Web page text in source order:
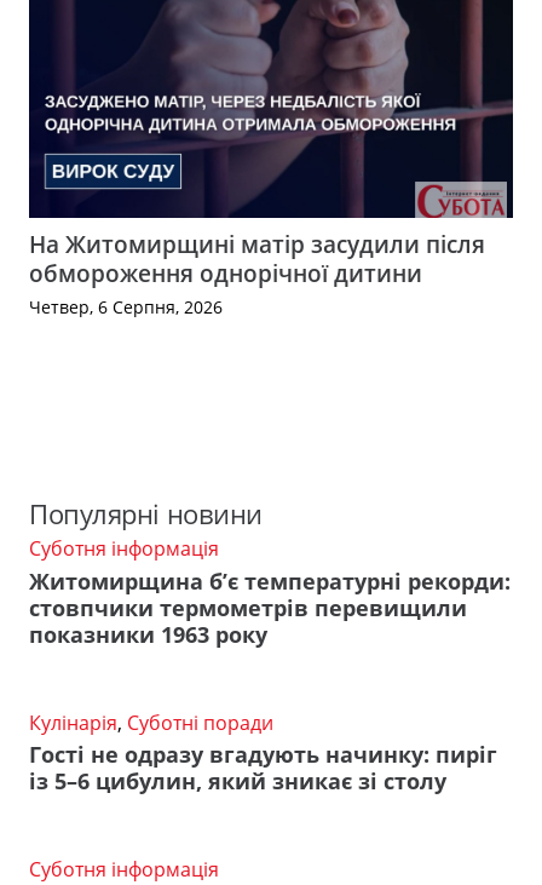
На Житомирщині матір засудили після
обмороження однорічної дитини
Четвер, 6 Серпня, 2026
Популярні новини
Суботня інформація
Житомирщина б’є температурні рекорди:
стовпчики термометрів перевищили
показники 1963 року
Кулінарія, Суботні поради
Гості не одразу вгадують начинку: пиріг
із 5–6 цибулин, який зникає зі столу
Суботня інформація